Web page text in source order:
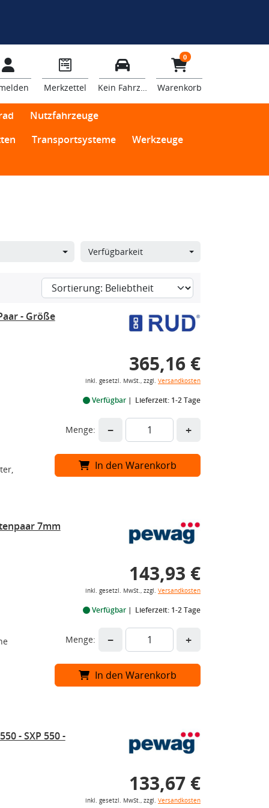
Merkzettel Kein Fahrzeug
0
Warenkorb
Nutzfahrzeuge
Transportsysteme Werkzeuge
Verfügbarkeit
- Größe
365,16 €
inkl. gesetzl. MwSt., zzgl. Versandkosten
Verfügbar Lieferzeit: 1-2 Tage
Menge: − +
In den Warenkorb
7mm
143,93 €
inkl. gesetzl. MwSt., zzgl. Versandkosten
Verfügbar Lieferzeit: 1-2 Tage
Menge: − +
In den Warenkorb
- SXP 550 -
133,67 €
inkl. gesetzl. MwSt., zzgl. Versandkosten